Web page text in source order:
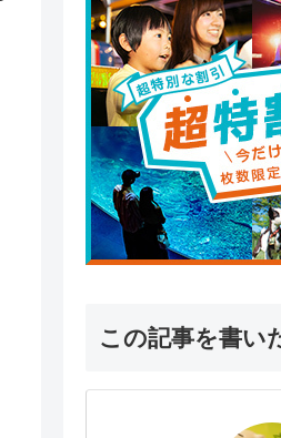
この記事を書い